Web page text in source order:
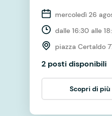
mercoledì 26
dalle 16:30 alle
piazza Certaldo
2 posti disponibili
Scopri di